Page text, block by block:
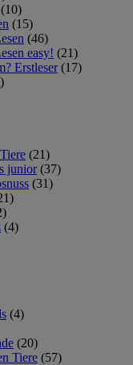
(10)
(15)
(46)
easy! (21)
Erstleser (17)
(21)
junior (37)
(31)
(4)
(4)
(20)
Tiere (57)